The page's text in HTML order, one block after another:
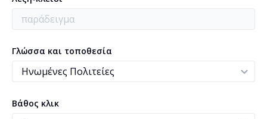
Γλώσσα και τοποθεσία
Βάθος κλικ